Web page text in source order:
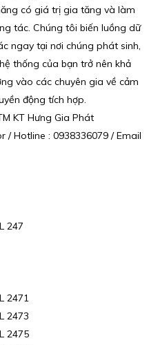
có giá trị gia tăng và làm
tác. Chúng tôi biến luồng dữ
ngay tại nơi chúng phát sinh,
thống của bạn trở nên khả
vào các chuyên gia về cảm
động tích hợp.
KT Hưng Gia Phát
/ Hotline : 0938336079 / Email
247
2471
2473
2475